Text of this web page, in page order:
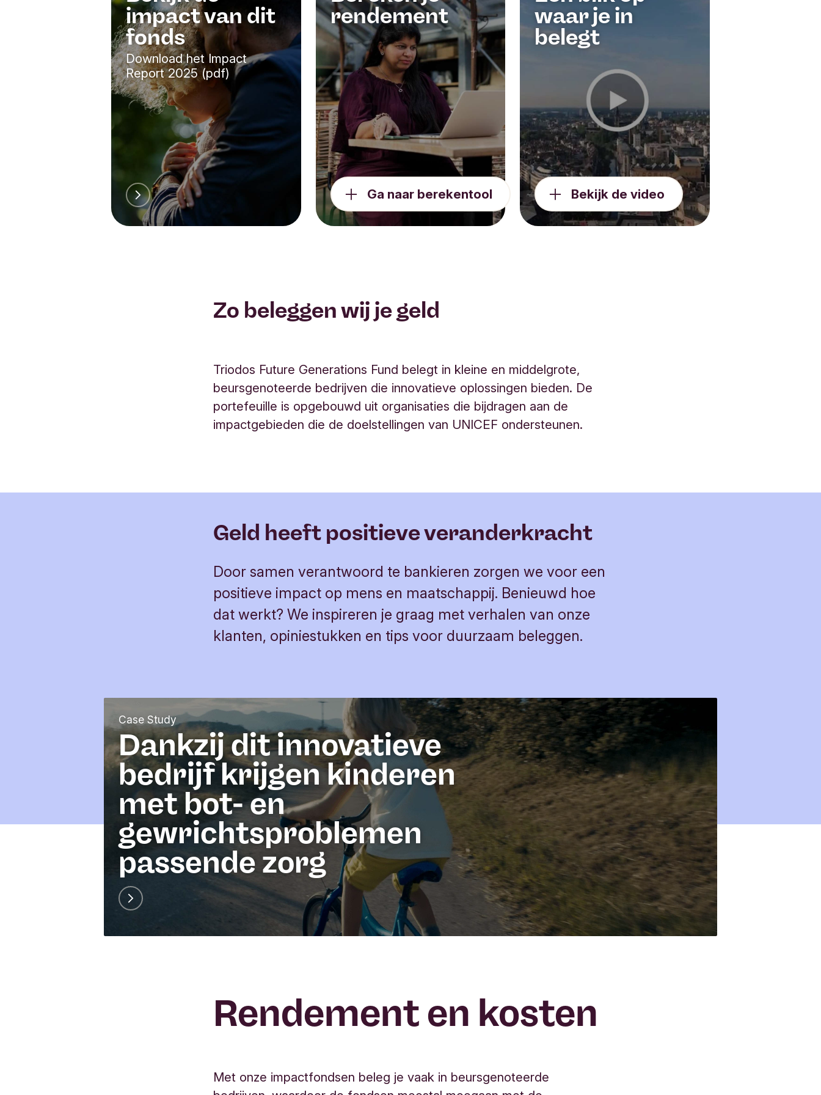
meer aandacht voor het welzijn van kinderen vanuit
vermogensbeheerders.
UNICEF speelt geen rol in de ontwikkeling, het beheer of de
investeringsbeslissingen van Triodos Future Generations Fund.
UNICEF doet geen aanbeveling voor een beleggingsadviseur,
belegging, bedrijf, product of voor beleggingen in het Triodos Future
Generations Fund.
beleggen garanderen.
impact van dit
fonds
Download het Impact
Report 2025 (pdf)
rendement
Ga naar berekentool
waar je in
belegt
Bekijk de video
Zo beleggen wij je geld
Triodos Future Generations Fund belegt in kleine en middelgrote,
beursgenoteerde bedrijven die innovatieve oplossingen bieden. De
portefeuille is opgebouwd uit organisaties die bijdragen aan de
impactgebieden die de doelstellingen van UNICEF ondersteunen.
Geld heeft positieve veranderkracht
Door samen verantwoord te bankieren zorgen we voor een
positieve impact op mens en maatschappij. Benieuwd hoe
dat werkt? We inspireren je graag met verhalen van onze
klanten, opiniestukken en tips voor duurzaam beleggen.
Dankzij dit innovatieve
bedrijf krijgen kinderen
met bot- en
gewrichtsproblemen
passende zorg
c
a
t
e
g
L
a
e
l
Case Study
Rendement en kosten
Met onze impactfondsen beleg je vaak in beursgenoteerde